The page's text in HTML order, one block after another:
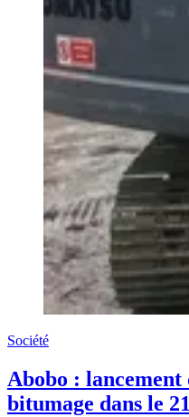
Société
Abobo : lancement
bitumage dans le